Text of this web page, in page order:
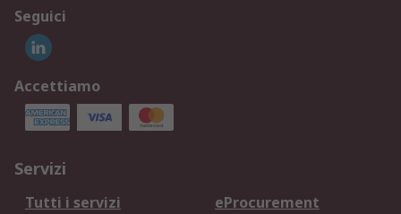
Seguici
Accettiamo
Servizi
Tutti i servizi
eProcurement